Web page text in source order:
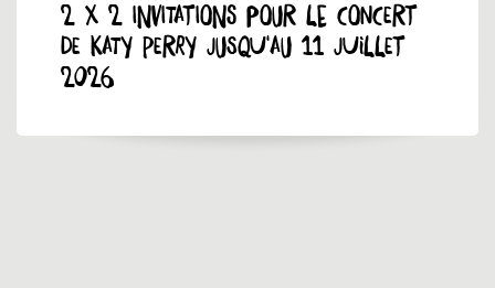
2 x 2 invitations pour le concert
de Katy Perry jusqu'au 11 juillet
2026